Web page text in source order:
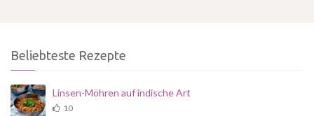
Beliebteste Rezepte
Linsen-Möhren auf indische Art
10